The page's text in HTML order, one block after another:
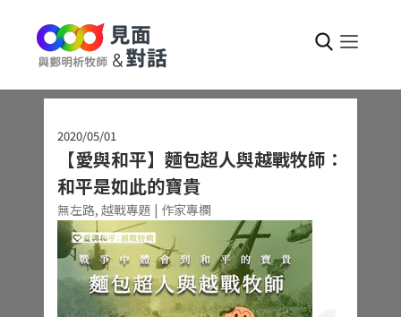
2020/05/01
【愛與和平】麵包超人與越戰牧師：
和平是如此的寶貴
無左路, 越戰專題 | 作家專欄